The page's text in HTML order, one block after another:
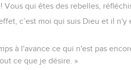
qui êtes des rebelles,
c’est moi qui suis Dieu et il n'y
à l'avance ce qui n'est pas
ce que je désire. »